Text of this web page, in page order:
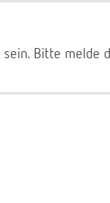
sein. Bitte melde